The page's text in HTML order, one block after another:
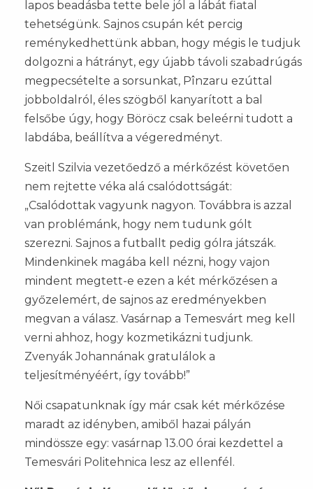
lapos beadásba tette bele jól a lábát fiatal
tehetségünk. Sajnos csupán két percig
reménykedhettünk abban, hogy mégis le tudjuk
dolgozni a hátrányt, egy újabb távoli szabadrúgás
megpecsételte a sorsunkat, Pînzaru ezúttal
jobboldalról, éles szögből kanyarított a bal
felsőbe úgy, hogy Böröcz csak beleérni tudott a
labdába, beállítva a végeredményt.
Szeitl Szilvia vezetőedző a mérkőzést követően
nem rejtette véka alá csalódottságát:
„Csalódottak vagyunk nagyon. Továbbra is azzal
van problémánk, hogy nem tudunk gólt
szerezni. Sajnos a futballt pedig gólra játszák.
Mindenkinek magába kell nézni, hogy vajon
mindent megtett-e ezen a két mérkőzésen a
győzelemért, de sajnos az eredményekben
megvan a válasz. Vasárnap a Temesvárt meg kell
verni ahhoz, hogy kozmetikázni tudjunk.
Zvenyák Johannának gratulálok a
teljesítményéért, így tovább!”
Női csapatunknak így már csak két mérkőzése
maradt az idényben, amiből hazai pályán
mindössze egy: vasárnap 13.00 órai kezdettel a
Temesvári Politehnica lesz az ellenfél.